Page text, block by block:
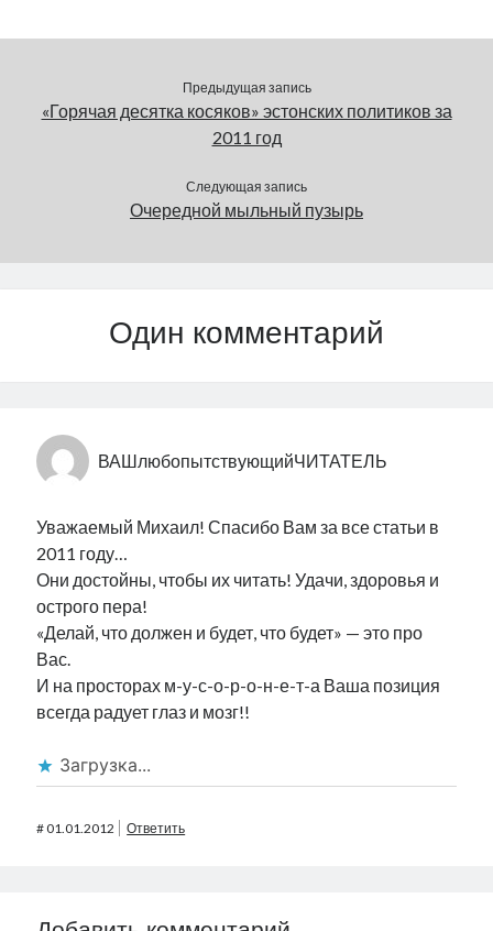
Предыдущая запись
«Горячая десятка косяков» эстонских политиков за
2011 год
Следующая запись
Очередной мыльный пузырь
Один комментарий
ВАШлюбопытствующийЧИТАТЕЛЬ
Уважаемый Михаил! Спасибо Вам за все статьи в
2011 году…
Они достойны, чтобы их читать! Удачи, здоровья и
острого пера!
«Делай, что должен и будет, что будет» — это про
Вас.
И на просторах м-у-с-о-р-о-н-е-т-а Ваша позиция
всегда радует глаз и мозг!!
Загрузка...
#01.01.2012 Ответить